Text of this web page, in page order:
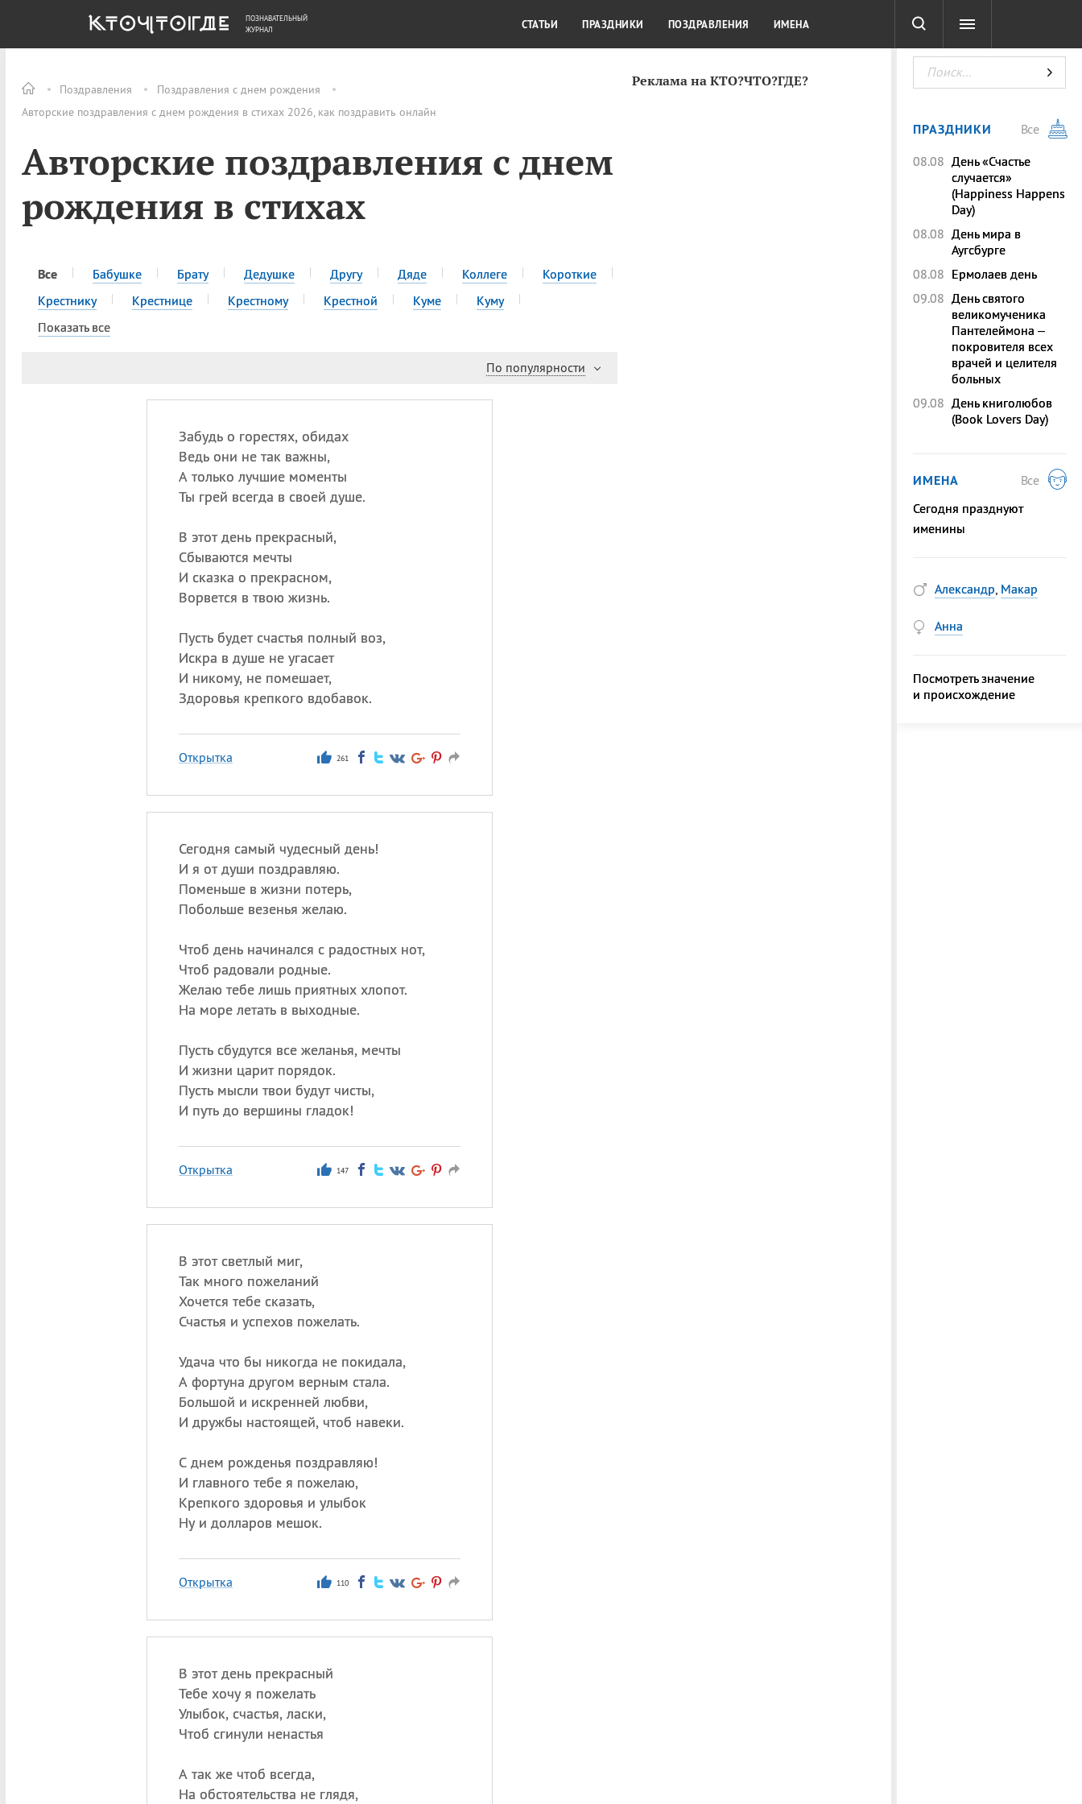
Поздравления
Поздравления с днем рождения
Авторские поздравления с днем рождения в стихах 2026, как поздравить онлайн
Авторские поздравления с днем
рождения в стихах
Все Бабушке Брату Дедушке Другу Дяде Коллеге
Короткие
Крестнику
Крестнице Крестному Крестной Куме
Куму
Показать все
По популярности
Забудь о горестях, обидах
Ведь они не так важны,
А только лучшие моменты
Ты грей всегда в своей душе.
В этот день прекрасный,
Сбываются мечты
И сказка о прекрасном,
Ворвется в твою жизнь.
Пусть будет счастья полный воз,
Искра в душе не угасает
И никому, не помешает,
Здоровья крепкого вдобавок.
Открытка 261
Сегодня самый чудесный день!
И я от души поздравляю.
Поменьше в жизни потерь,
Побольше везенья желаю.
Чтоб день начинался с радостных нот,
Чтоб радовали родные.
Желаю тебе лишь приятных хлопот.
На море летать в выходные.
Пусть сбудутся все желанья, мечты
И жизни царит порядок.
Пусть мысли твои будут чисты,
И путь до вершины гладок!
Открытка 147
В этот светлый миг,
Так много пожеланий
Хочется тебе сказать,
Счастья и успехов пожелать.
Удача что бы никогда не покидала,
А фортуна другом верным стала.
Большой и искренней любви,
И дружбы настоящей, чтоб навеки.
С днем рожденья поздравляю!
И главного тебе я пожелаю,
Крепкого здоровья и улыбок
Ну и долларов мешок.
Открытка 110
В этот день прекрасный
Тебе хочу я пожелать
Улыбок, счастья, ласки,
Чтоб сгинули ненастья
А так же чтоб всегда,
На обстоятельства не глядя,
Реклама на КТО?ЧТО?ГДЕ?
ОБЩЕСТВО ДЕНЬГИ КУЛЬТУРА КРАСОТА ТЕСТЫ
ПОЗНАВАТЕЛЬНЫЙ
ЖУРНАЛ
СТАТЬИ ПРАЗДНИКИ ПОЗДРАВЛЕНИЯ ИМЕНА
ПРАЗДНИКИ
Все
08.08 День «Счастье
случается»
(Happiness Happens
Day)
08.08 День мира в
Аугсбурге
08.08 Ермолаев день
09.08 День святого
великомученика
Пантелеймона –
покровителя всех
врачей и целителя
больных
09.08 День книголюбов
(Book Lovers Day)
ИМЕНА
Все
Сегодня празднуют
именины
Александр, Макар
Анна
Посмотреть значение
и происхождение